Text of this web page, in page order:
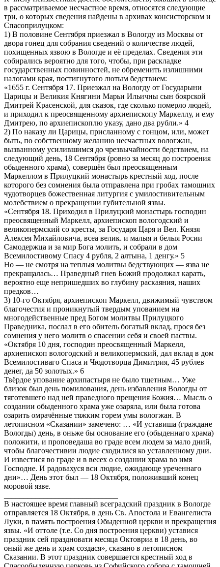
в рассматриваемое несчастное время, относятся следующие
три, о которых сведения найдены в архивах консисторском и
Спасоприлуцком:
1) В половине Сентября приезжал в Вологду из Москвы от
двора гонец для собрания сведений о количестве людей,
похищенных язвою в Вологде и её пределах. Сведения эти
собирались вероятно для того, чтобы, при раскладке
государственных повинностей, не обременить излишними
налогами края, постигнутого лютым бедствием:
«1655 г. Сентября 17. Приезжал на Вологду от Государыни
Царицы и Великия Княгини Марьи Ильичны сын боярской
Дмитрей Красенской, для сказок, где сколько померло людей,
и приходил к преосвященному архиепископу Маркеллу, и ему
Дмитрею, по архиепископлю указу, дано два рубли.» 4
2) По наказу ли Царицы, присланному с гонцом, или, может
быть, по собственному желанию несчастных вологжан,
вызванному усилившимся до чрезвычайности бедствием, на
следующий день, 18 Сентября (ровно за месяц до построения
обыденного храма), совершён был преосвященным
Маркеллом в Прилуцкий монастырь крестный ход, после
которого без сомнения была отправлена при гробах тамошних
чудотворцев божественная литургия с умилостивительным
молебствием о прекращении губительной язвы.
«Сентября 18. Приходил в Прилуцкий монастырь господин
преосвященный Маркелл, архиепископ вологодский и
великопермский со кресты, за Государя Царя и Вел. Князя
Алексея Михайловича, всеа велик. и малыя и белыя Росии
Самодержца и за мир Бога молить, и собрали в дом
Всемилостивому Спасу 4 рубля, 2 алтына, 1 денгу.» 5
Но — не смотря на теплыя молитвы бедствующих — язва не
прекращалась… Праведный гнев Божий продолжал карать,
вероятно еще непришедших во глубину раскаяния, наших
предков…
3) 10-го Октября, архиепископ Маркелл, движимый чувством
благочестия и проникнутый твердым упованием на
многодейственные пред Богом молитвы Прилуцкого
Праведника, послал в его обитель богатый вклад, прося без
сомнения у него молитв о спасении себя и своей паствы.
«Октября 10 дня, господин преосвященный Маркелл,
архиепископ вологодский и великопермский, дал вклад в дом
Всемилостиваго Спаса и Чюдотворца Димитрия, 45 рублев
денег, да 50 золотых.» 6
Твёрдое упование архипастыря не было тщетным… Уже
близок был день помилования, день избавления Вологды от
тяготевшего над ней праведного прещения Божия… Мысль о
создании обыденного храма уже озаряла, или была готова
озарить омрачённые тяжким горем умы вологжан. В
летописном «Сказании» замечено: … «И уставиша (граждане
Вологды) день, в оньже бы основание его (обыденнаго храма)
положити, и проповедаша во граде всем людем за мало дний,
чтобы благочестивии людие сходилися ко уставленному дни.
И известися во граде и в весех о создании храма во имя
Господне. И радовахуся вси людие, ожидающе уреченнаго
дни»… День этот был — 18 Октября, положивший конец
моровой язве.
В настоящее время главный всеградский праздник в Вологде
отправляется 18 Октября, в день Св. Апостола и Евангелиста
Луки, в память построения Обыденной церкви и прекращения
язвы. «И оттоле (т.е. Со дня построения церкви) уставися
праздник сей праздновати месяца Октовриа в 18 день, во
оный же день и храм создася», сказано в летописном
Сказании. В этот праздник совершается крестный ход в